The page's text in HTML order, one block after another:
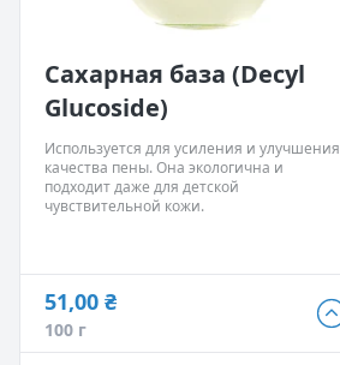
Сахарная база (Decyl
Glucoside)
Используется для усиления и улучшения
качества пены. Она экологична и
подходит даже для детской
чувствительной кожи.
51,00 ₴
100 г
51,00 ₴
100 г